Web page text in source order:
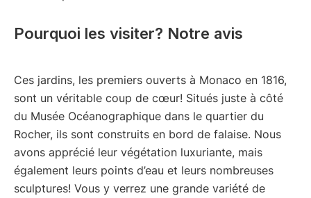
Pourquoi les visiter? Notre avis
Ces jardins, les premiers ouverts à Monaco en 1816,
sont un véritable coup de cœur! Situés juste à côté
du Musée Océanographique dans le quartier du
Rocher, ils sont construits en bord de falaise. Nous
avons apprécié leur végétation luxuriante, mais
également leurs points d’eau et leurs nombreuses
sculptures! Vous y verrez une grande variété de